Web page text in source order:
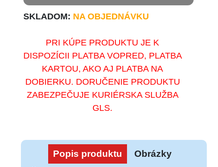
SKLADOM: NA OBJEDNÁVKU
PRI KÚPE PRODUKTU JE K
DISPOZÍCII PLATBA VOPRED, PLATBA
KARTOU, AKO AJ PLATBA NA
DOBIERKU. DORUČENIE PRODUKTU
ZABEZPEČUJE KURIÉRSKA SLUŽBA
GLS.
Popis produktu
Obrázky